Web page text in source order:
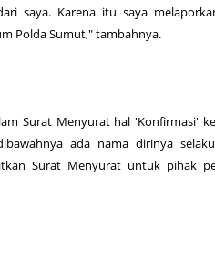
saya. Karena itu saya
Polda Sumut," tambahnya.
Surat Menyurat hal 'Konfirmasi'
ada nama dirinya
Surat Menyurat untuk pihak